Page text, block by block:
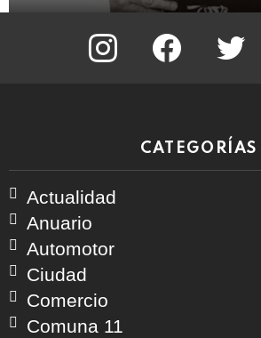
instagram facebook twitter
CATEGORÍAS
Actualidad
Anuario
Automotor
Ciudad
Comercio
Comuna 11